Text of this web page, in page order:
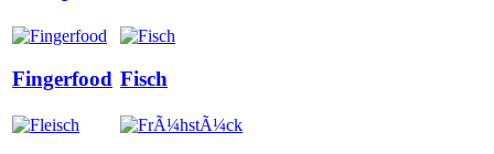
Fingerfood Fisch